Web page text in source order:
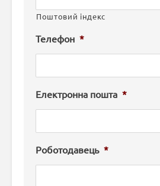
Поштовий індекс
Телефон *
Електронна пошта *
Роботодавець *